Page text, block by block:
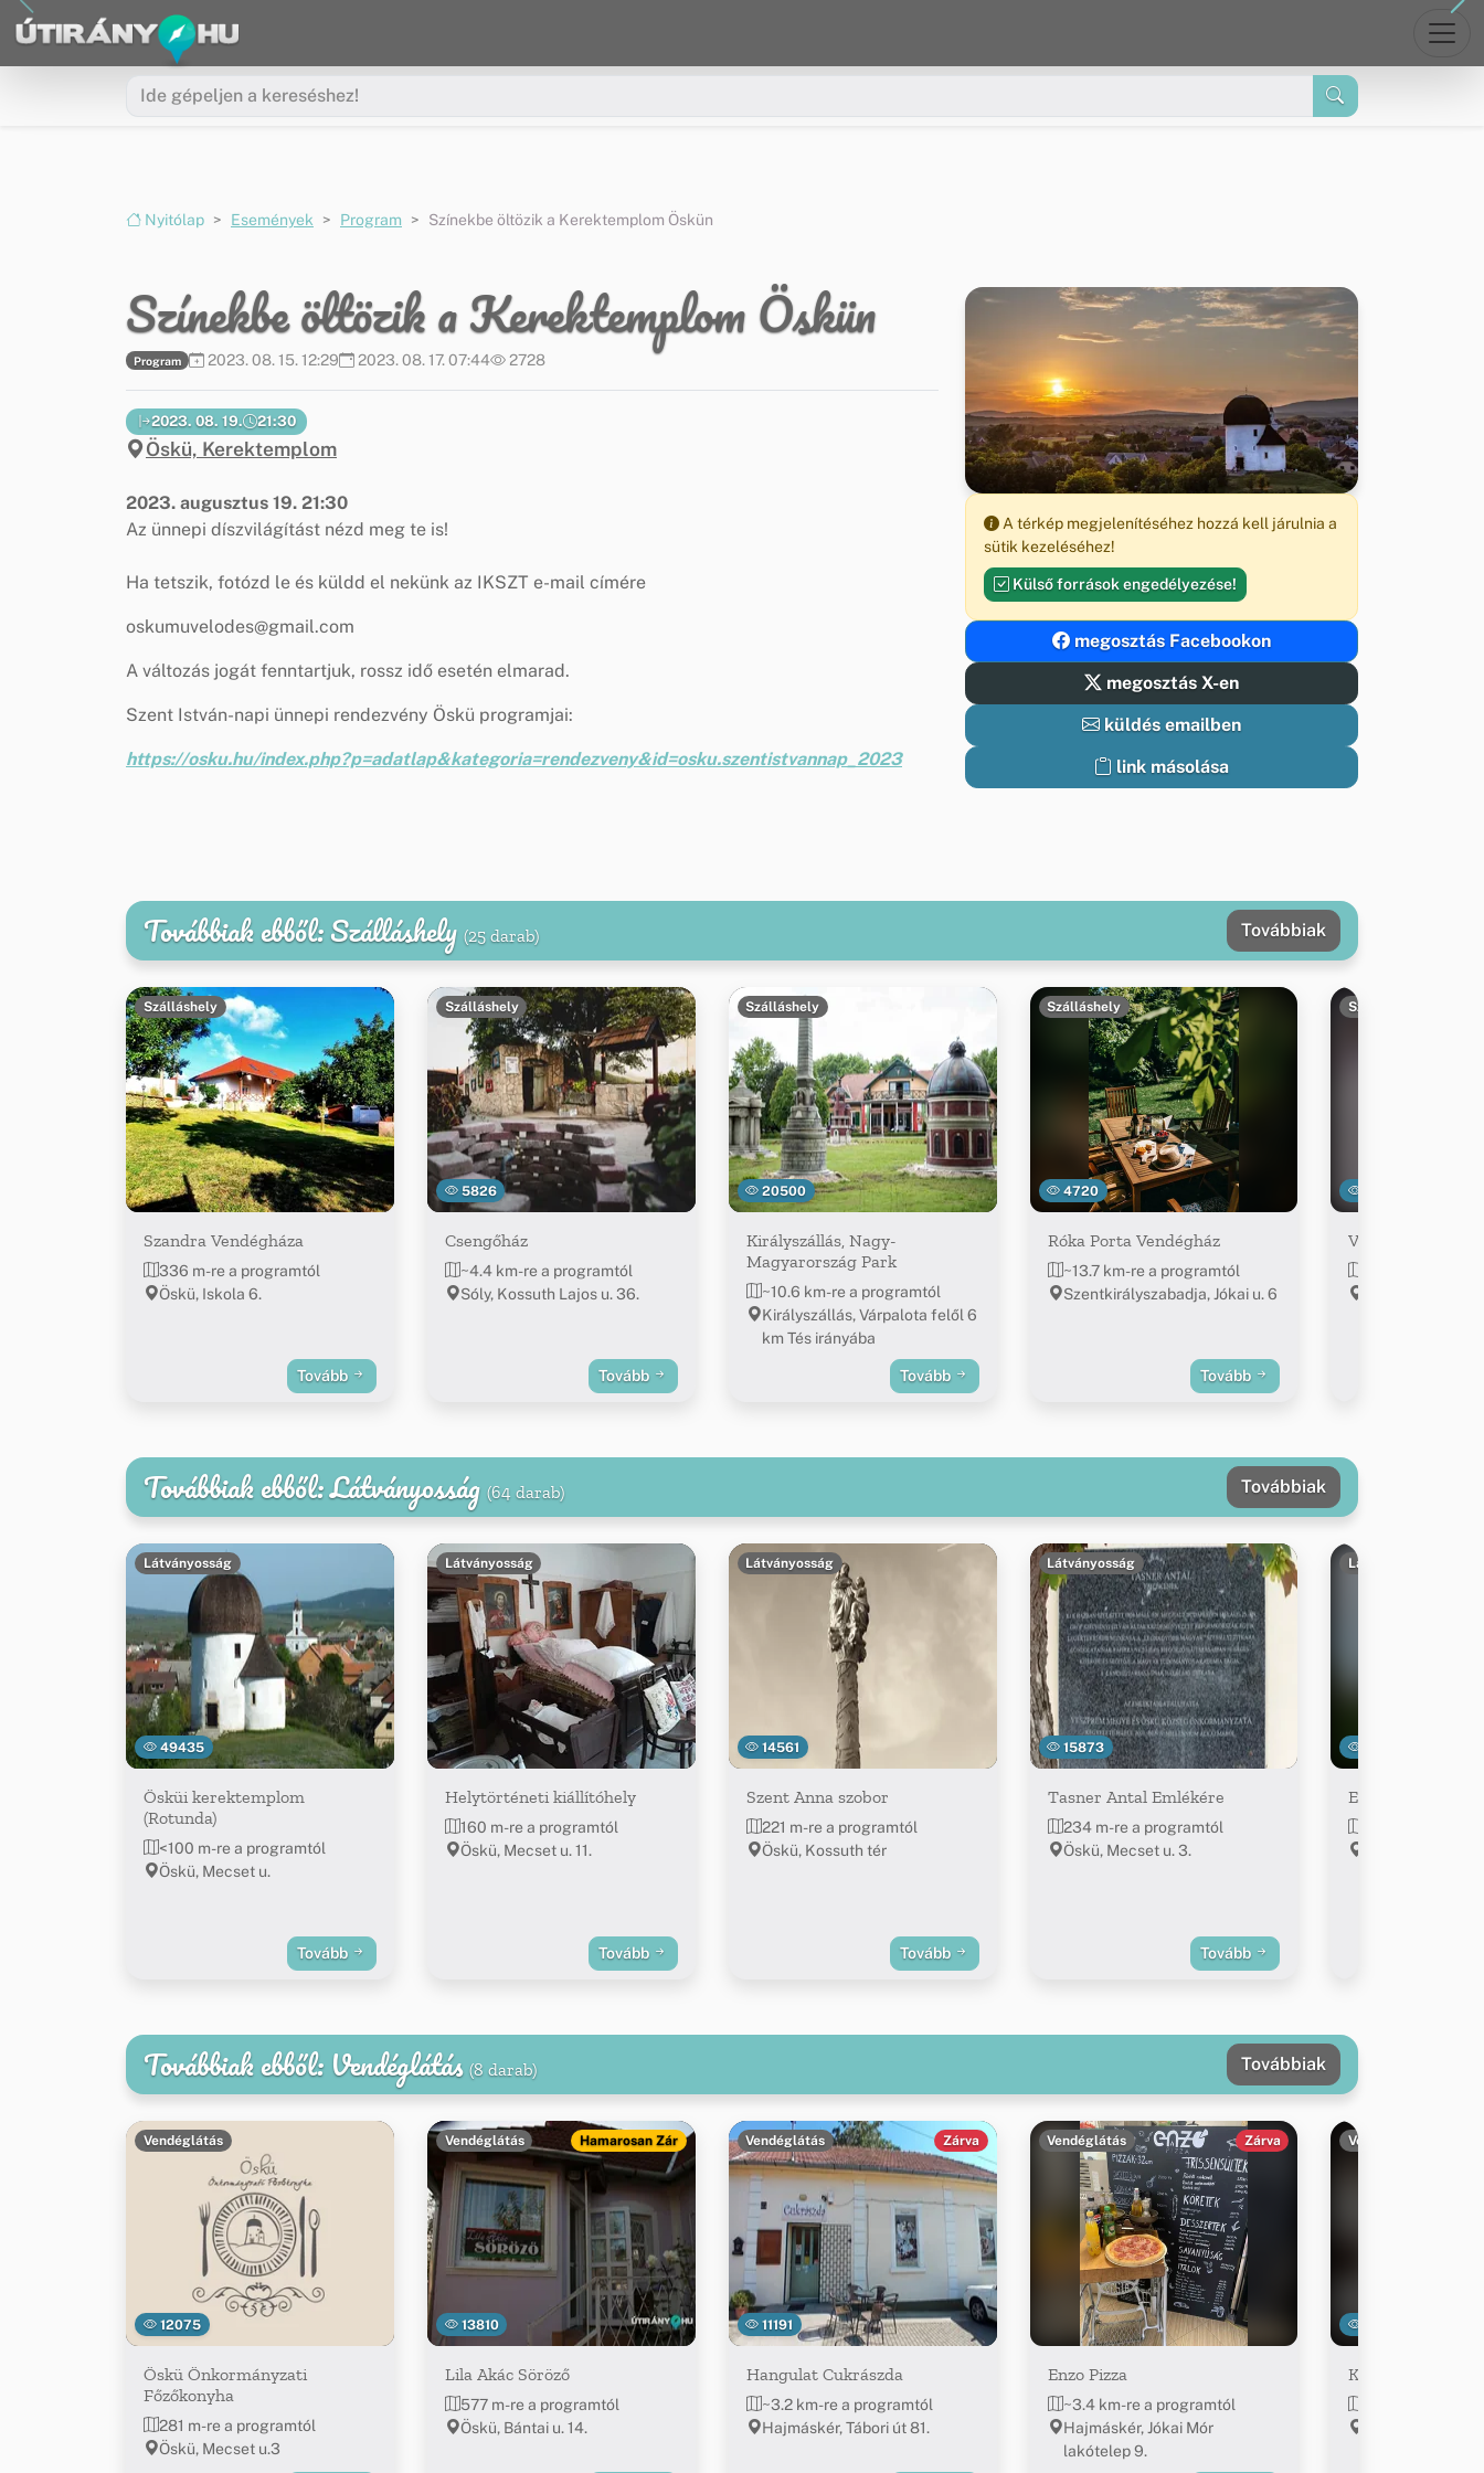
Ugrás a menüre
Ugrás a tartalomra
Nyitólap Események Program Színekbe öltözik a Kerektemplom Öskün
Színekbe öltözik a Kerektemplom Öskün
Program 2023. 08. 15. 12:29 2023. 08. 17. 07:44 2728
2023. 08. 19. 21:30
Öskü, Kerektemplom
2023. augusztus 19. 21:30
Az ünnepi díszvilágítást nézd meg te is!
Ha tetszik, fotózd le és küldd el nekünk az IKSZT e-mail címére
oskumuvelodes@gmail.com
A változás jogát fenntartjuk, rossz idő esetén elmarad.
Szent István-napi ünnepi rendezvény Öskü programjai:
https://osku.hu/index.php?p=adatlap&kategoria=rendezveny&id=osku.szentistvannap_2023
A térkép megjelenítéséhez hozzá kell járulnia a
sütik kezeléséhez!
Külső források engedélyezése!
megosztás Facebookon
megosztás X-en
küldés emailben
link másolása
Továbbiak ebből: Szálláshely (25 darab) Továbbiak
Szálláshely
Szandra Vendégháza
336 m-re a programtól
Öskü, Iskola 6.
Tovább
5826
Szálláshely
Csengőház
~4.4 km-re a programtól
Sóly, Kossuth Lajos u. 36.
Tovább
20500
Szálláshely
Királyszállás, Nagy-
Magyarország Park
~10.6 km-re a programtól
Királyszállás, Várpalota felől 6
km Tés irányába
Tovább
4720
Szálláshely
Róka Porta Vendégház
~13.7 km-re a programtól
Szentkirályszabadja, Jókai u. 6
Tovább
Szálláshely
Vörös Macska
Továbbiak ebből: Látványosság (64 darab) Továbbiak
49435
Látványosság
Ösküi kerektemplom
(Rotunda)
<100 m-re a programtól
Öskü, Mecset u.
Tovább
Látványosság
Helytörténeti kiállítóhely
160 m-re a programtól
Öskü, Mecset u. 11.
Tovább
14561
Látványosság
Szent Anna szobor
221 m-re a programtól
Öskü, Kossuth tér
Tovább
15873
Látványosság
Tasner Antal Emlékére
234 m-re a programtól
Öskü, Mecset u. 3.
Tovább
Látványosság
Evangélikus
Továbbiak ebből: Vendéglátás (8 darab) Továbbiak
12075
Vendéglátás
Öskü Önkormányzati
Főzőkonyha
281 m-re a programtól
Öskü, Mecset u.3
13810
Vendéglátás Hamarosan Zár
Lila Akác Söröző
577 m-re a programtól
Öskü, Bántai u. 14.
11191
Vendéglátás Zárva
Hangulat Cukrászda
~3.2 km-re a programtól
Hajmáskér, Tábori út 81.
Vendéglátás Zárva
Enzo Pizza
~3.4 km-re a programtól
Hajmáskér, Jókai Mór
lakótelep 9.
Vendéglátás
Koppány Söröző